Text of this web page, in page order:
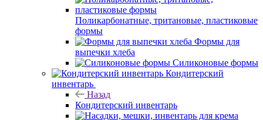
Поликарбонатные, тритановые, пластиковые
формы
Формы для
выпечки хлеба
Силиконовые формы
Кондитерский
инвентарь
Назад
Кондитерский инвентарь